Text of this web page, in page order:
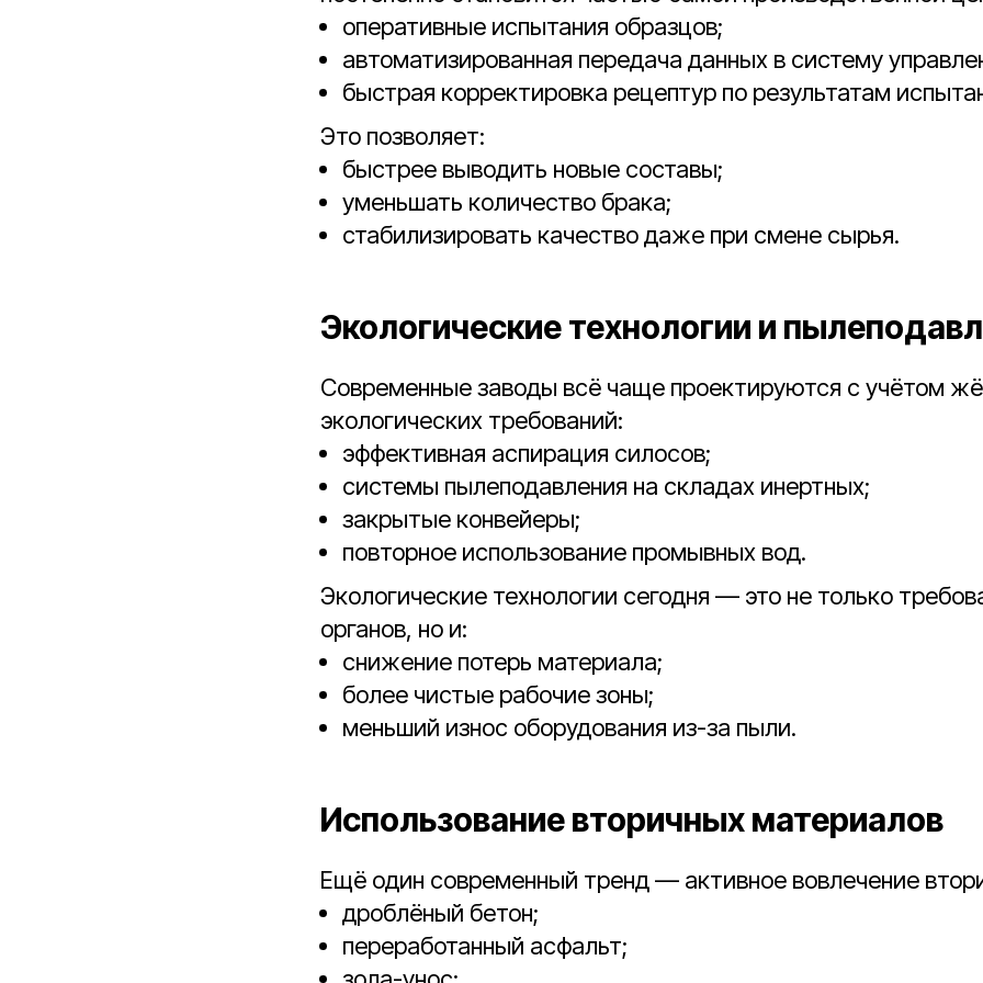
оперативные испытания образцов;
автоматизированная передача данных в систему
быстрая корректировка рецептур по результатам
Это позволяет:
быстрее выводить новые составы;
уменьшать количество брака;
стабилизировать качество даже при смене сырья.
Экологические технологии и
Современные заводы всё чаще проектируются с учётом
экологических требований:
эффективная аспирация силосов;
системы пылеподавления на складах инертных;
закрытые конвейеры;
повторное использование промывных вод.
Экологические технологии сегодня — это не только
органов, но и:
снижение потерь материала;
более чистые рабочие зоны;
меньший износ оборудования из-за пыли.
Использование вторичных материалов
Ещё один современный тренд — активное вовлечение
дроблёный бетон;
переработанный асфальт;